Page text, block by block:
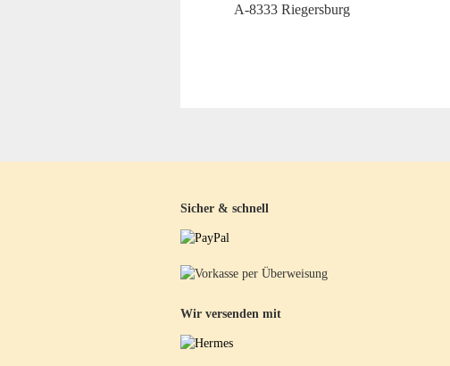
A-8333 Riegersburg
Sicher & schnell
Wir versenden mit